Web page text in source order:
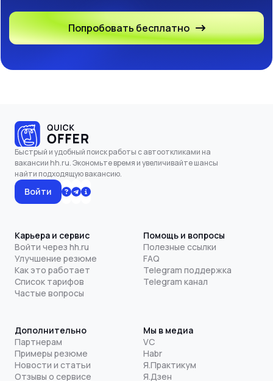
Попробовать бесплатно
Быстрый и удобный поиск работы с автооткликами на
вакансии hh.ru. Экономьте время и увеличивайте шансы
найти подходящую вакансию.
Войти
Карьера и сервис
Войти через hh.ru
Улучшение резюме
Как это работает
Список тарифов
Частые вопросы
Помощь и вопросы
Полезные ссылки
FAQ
Telegram поддержка
Telegram канал
Дополнительно
Партнерам
Примеры резюме
Новости и статьи
Отзывы о сервисе
Мы в медиа
VC
Habr
Я.Практикум
Я.Дзен